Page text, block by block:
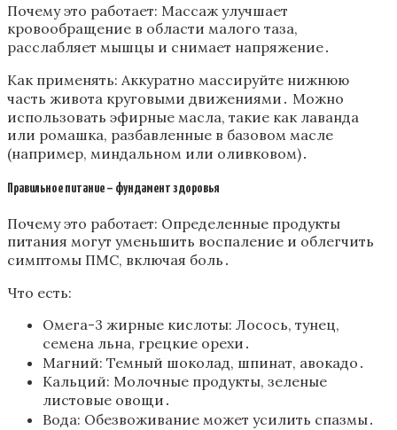
Почему это работает: Массаж улучшает
кровообращение в области малого таза,
расслабляет мышцы и снимает напряжение․
Как применять: Аккуратно массируйте нижнюю
часть живота круговыми движениями․ Можно
использовать эфирные масла, такие как лаванда
или ромашка, разбавленные в базовом масле
(например, миндальном или оливковом)․
Правильное питание – фундамент здоровья
Почему это работает: Определенные продукты
питания могут уменьшить воспаление и облегчить
симптомы ПМС, включая боль․
Что есть:
Омега-3 жирные кислоты: Лосось, тунец,
семена льна, грецкие орехи․
Магний: Темный шоколад, шпинат, авокадо․
Кальций: Молочные продукты, зеленые
листовые овощи․
Вода: Обезвоживание может усилить спазмы․